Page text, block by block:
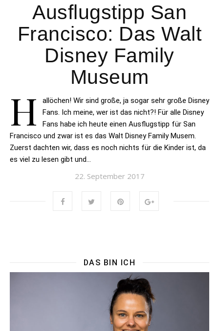
Ausflugstipp San
Francisco: Das Walt
Disney Family
Museum
H
allöchen! Wir sind große, ja sogar sehr große Disney
Fans. Ich meine, wer ist das nicht?! Für alle Disney
Fans habe ich heute einen Ausflugstipp für San
Francisco und zwar ist es das Walt Disney Family Musem.
Zuerst dachten wir, dass es noch nichts für die Kinder ist, da
es viel zu lesen gibt und…
22. September 2017
DAS BIN ICH